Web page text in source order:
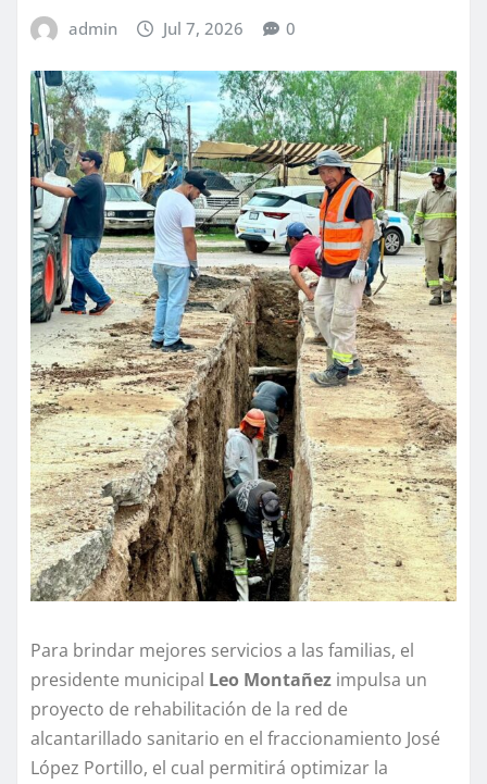
admin Jul 7, 2026 0
Para brindar mejores servicios a las familias, el
presidente municipal Leo Montañez impulsa un
proyecto de rehabilitación de la red de
alcantarillado sanitario en el fraccionamiento José
López Portillo, el cual permitirá optimizar la